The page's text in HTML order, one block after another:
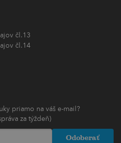
čl.13
čl.14
priamo na váš e-mail?
za týždeň)
Odoberať